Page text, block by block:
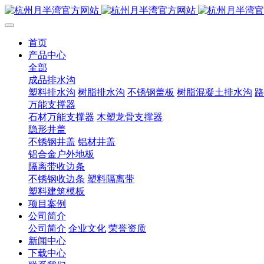
首页
产品中心
全部
成品排水沟
塑料排水沟 树脂排水沟 不锈钢盖板 树脂混凝土排水沟
万能支撑器
石材万能支撑器 木塑龙骨支撑器
隐形井盖
不锈钢井盖 铝材井盖
铝合金户外地板
隔离带收边条
不锈钢收边条 塑料隔离带
塑料建筑模板
项目案例
公司简介
公司简介 企业文化 荣誉资质
新闻中心
下载中心